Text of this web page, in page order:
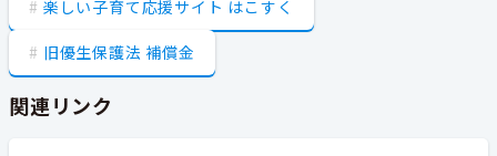
楽しい子育て応援サイト はこすく
旧優生保護法 補償金
関連リンク